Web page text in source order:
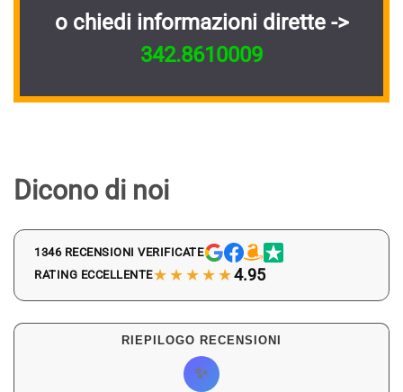
o chiedi informazioni dirette ->
342.8610009
Dicono di noi
1346 RECENSIONI VERIFICATE
RATING ECCELLENTE★★★★★4.95
RIEPILOGO RECENSIONI
✨